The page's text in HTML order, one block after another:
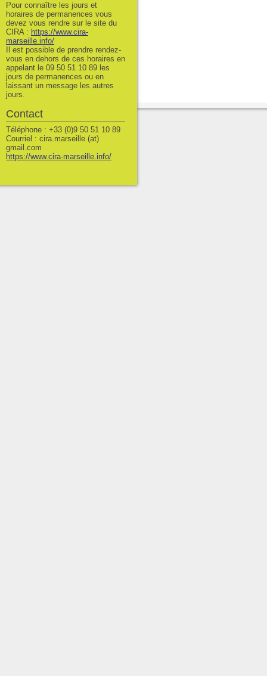
Pour connaître les jours et
horaires de permanences vous
devez vous rendre sur le site du
CIRA : https://www.cira-
marseille.info/
Il est possible de prendre rendez-
vous en dehors de ces horaires en
appelant le 09 50 51 10 89 les
jours de permanences ou en
laissant un message les autres
jours.
Contact
Téléphone : +33 (0)9 50 51 10 89
Courriel : cira.marseille (at)
gmail.com
https://www.cira-marseille.info/